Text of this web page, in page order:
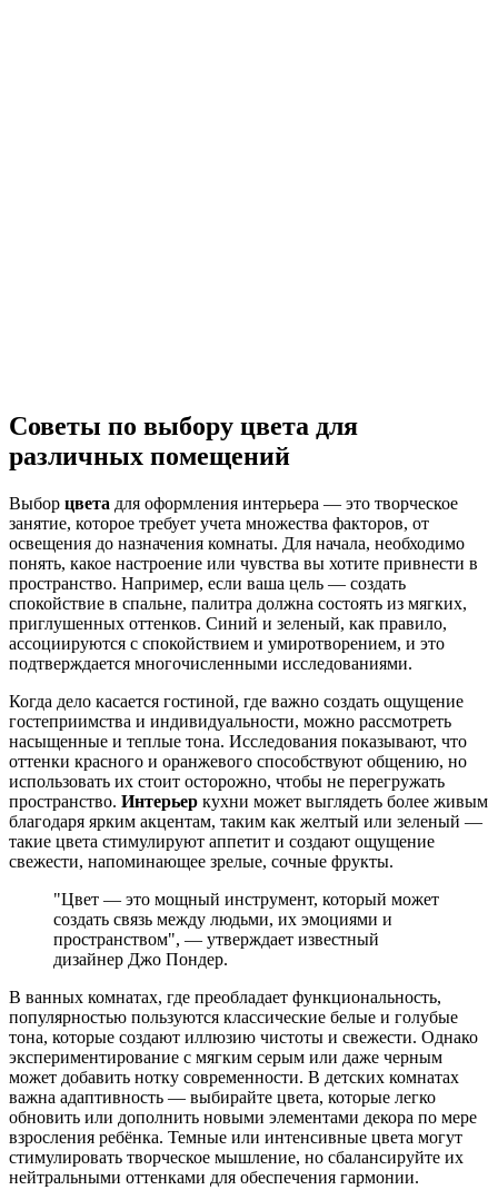
Советы по выбору цвета для
различных помещений
Выбор цвета для оформления интерьера — это творческое
занятие, которое требует учета множества факторов, от
освещения до назначения комнаты. Для начала, необходимо
понять, какое настроение или чувства вы хотите привнести в
пространство. Например, если ваша цель — создать
спокойствие в спальне, палитра должна состоять из мягких,
приглушенных оттенков. Синий и зеленый, как правило,
ассоциируются с спокойствием и умиротворением, и это
подтверждается многочисленными исследованиями.
Когда дело касается гостиной, где важно создать ощущение
гостеприимства и индивидуальности, можно рассмотреть
насыщенные и теплые тона. Исследования показывают, что
оттенки красного и оранжевого способствуют общению, но
использовать их стоит осторожно, чтобы не перегружать
пространство. Интерьер кухни может выглядеть более живым
благодаря ярким акцентам, таким как желтый или зеленый —
такие цвета стимулируют аппетит и создают ощущение
свежести, напоминающее зрелые, сочные фрукты.
"Цвет — это мощный инструмент, который может
создать связь между людьми, их эмоциями и
пространством", — утверждает известный
дизайнер Джо Пондер.
В ванных комнатах, где преобладает функциональность,
популярностью пользуются классические белые и голубые
тона, которые создают иллюзию чистоты и свежести. Однако
экспериментирование с мягким серым или даже черным
может добавить нотку современности. В детских комнатах
важна адаптивность — выбирайте цвета, которые легко
обновить или дополнить новыми элементами декора по мере
взросления ребёнка. Темные или интенсивные цвета могут
стимулировать творческое мышление, но сбалансируйте их
нейтральными оттенками для обеспечения гармонии.